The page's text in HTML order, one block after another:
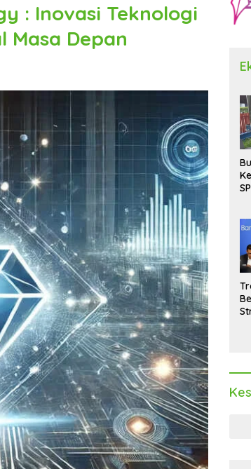
: Inovasi Teknologi
Masa Depan